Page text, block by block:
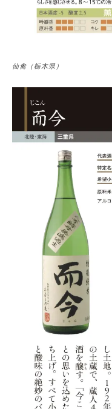
仙禽（栃木県）